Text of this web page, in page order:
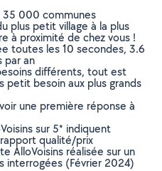
35 000 communes
plus petit village à la plus
à proximité de chez vous !
toutes les 10 secondes, 3.6
par an
différents, tout est
petit besoin aux plus grands
une première réponse à
sur 5* indiquent
rapport qualité/prix
AlloVoisins réalisée sur un
interrogées (Février 2024)